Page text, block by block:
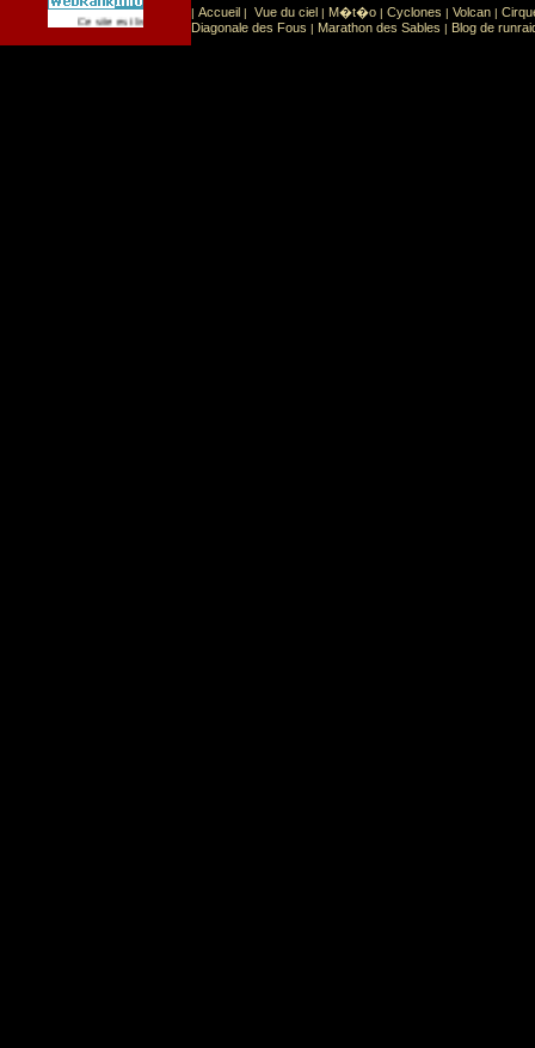
Ce site est list� dans la cat�gorie Sport: Sports extr�mes
| Accueil | Vue du ciel | M�t�o | Cyclones | Volcan |
Diagonale des Fous | Marathon des Sables | Blog de